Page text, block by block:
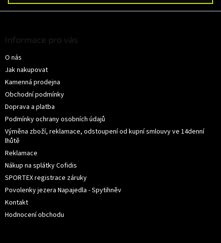
Informace pro vás
O nás
Jak nakupovat
Kamenná prodejna
Obchodní podmínky
Doprava a platba
Podmínky ochrany osobních údajů
Výměna zboží, reklamace, odstoupení od kupní smlouvy ve 14denní
lhůtě
Reklamace
Nákup na splátky Cofidis
SPORTEX registrace záruky
Povolenky jezera Napajedla - Spytihněv
Kontakt
Hodnocení obchodu